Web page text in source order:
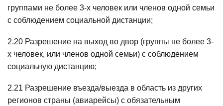
группами не более 3-х человек или членов одной семьи
с соблюдением социальной дистанции;
2.20 Разрешение на выход во двор (группы не более 3-
х человек, или членов одной семьи) с соблюдением
социальную дистанцию;
2.21 Разрешение въезда/выезда в область из других
регионов страны (авиарейсы) с обязательным